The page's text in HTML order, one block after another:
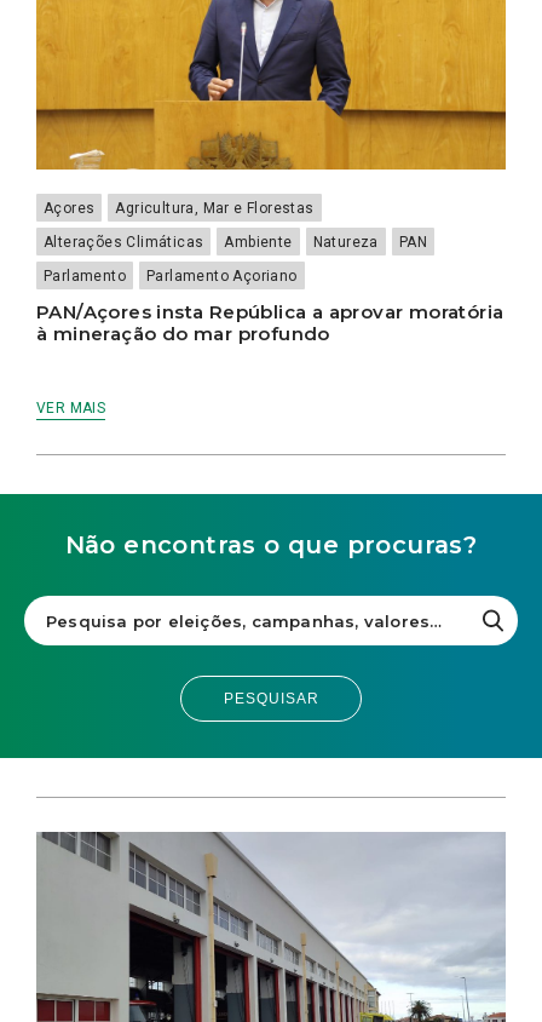
Açores
Agricultura, Mar e Florestas
Alterações Climáticas
Ambiente Natureza
PAN
Parlamento
Parlamento Açoriano
PAN/Açores insta República a aprovar moratória
à mineração do mar profundo
VER MAIS
Não encontras o que procuras?
PESQUISAR